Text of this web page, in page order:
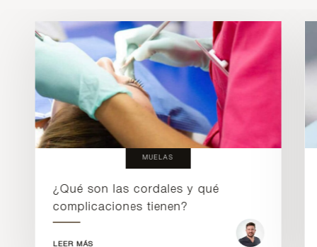
MUELAS
¿Qué son las cordales y qué
complicaciones tienen?
LEER MÁS